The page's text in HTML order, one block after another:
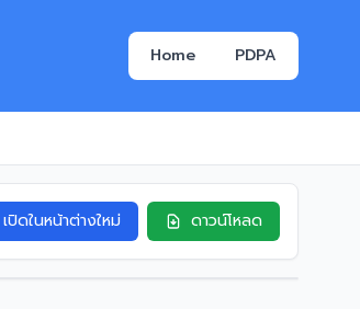
Home PDPA
เปิดในหน้าต่างใหม่ ดาวน์โหลด